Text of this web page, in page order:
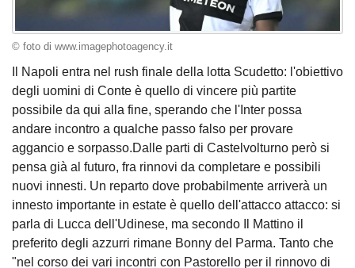
© foto di www.imagephotoagency.it
Il Napoli entra nel rush finale della lotta Scudetto: l'obiettivo
degli uomini di Conte è quello di vincere più partite
possibile da qui alla fine, sperando che l'Inter possa
andare incontro a qualche passo falso per provare
aggancio e sorpasso.Dalle parti di Castelvolturno però si
pensa già al futuro, fra rinnovi da completare e possibili
nuovi innesti. Un reparto dove probabilmente arriverà un
innesto importante in estate è quello dell'attacco attacco: si
parla di Lucca dell'Udinese, ma secondo Il Mattino il
preferito degli azzurri rimane Bonny del Parma. Tanto che
"nel corso dei vari incontri con Pastorello per il rinnovo di